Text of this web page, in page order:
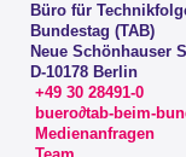
Büro für
Bundestag (TAB)
Neue Schönhauser
D-10178 Berlin
+49 30 28491-0
buero∂tab-beim-
Medienanfragen